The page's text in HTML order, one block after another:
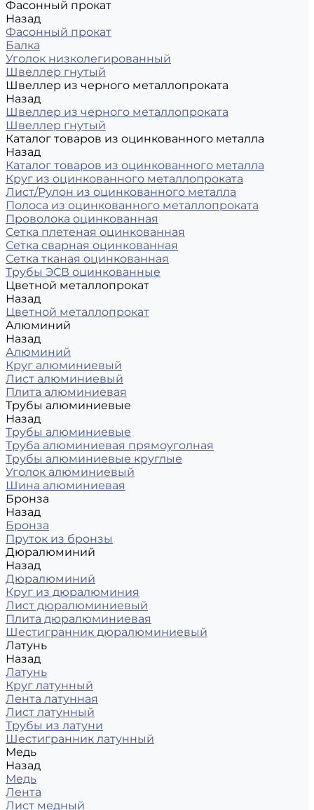
Фасонный прокат
Назад
Фасонный прокат
Балка
Уголок низколегированный
Швеллер гнутый
Швеллер из черного металлопроката
Назад
Швеллер из черного металлопроката
Швеллер гнутый
Каталог товаров из оцинкованного металла
Назад
Каталог товаров из оцинкованного металла
Круг из оцинкованного металлопроката
Лист/Рулон из оцинкованного металла
Полоса из оцинкованного металлопроката
Проволока оцинкованная
Сетка плетеная оцинкованная
Сетка сварная оцинкованная
Сетка тканая оцинкованная
Трубы ЭСВ оцинкованные
Цветной металлопрокат
Назад
Цветной металлопрокат
Алюминий
Назад
Алюминий
Круг алюминиевый
Лист алюминиевый
Плита алюминиевая
Трубы алюминиевые
Назад
Трубы алюминиевые
Труба алюминиевая прямоуголная
Трубы алюминиевые круглые
Уголок алюминиевый
Шина алюминиевая
Бронза
Назад
Бронза
Пруток из бронзы
Дюралюминий
Назад
Дюралюминий
Круг из дюралюминия
Лист дюралюминиевый
Плита дюралюминиевая
Шестигранник дюралюминиевый
Латунь
Назад
Латунь
Круг латунный
Лента латунная
Лист латунный
Трубы из латуни
Шестигранник латунный
Медь
Назад
Медь
Лента
Лист медный